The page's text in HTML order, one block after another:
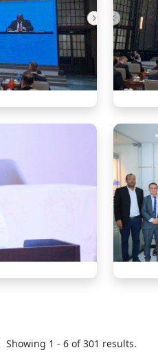
Showing 1 - 6 of 301 results.